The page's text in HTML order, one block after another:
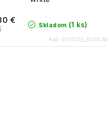
Skladom (1 ks)
€
Kód: 2370212_8000/M